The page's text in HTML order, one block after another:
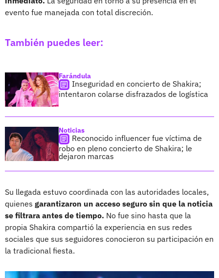
evento fue manejada con total discreción.
También puedes leer:
Farándula
Inseguridad en concierto de Shakira;
intentaron colarse disfrazados de logística
Noticias
Reconocido influencer fue víctima de
robo en pleno concierto de Shakira; le
dejaron marcas
Su llegada estuvo coordinada con las autoridades locales,
quienes garantizaron un acceso seguro sin que la noticia
se filtrara antes de tiempo. No fue sino hasta que la
propia Shakira compartió la experiencia en sus redes
sociales que sus seguidores conocieron su participación en
la tradicional fiesta.